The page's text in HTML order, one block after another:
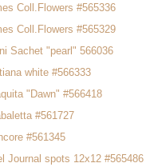
Coll.Flowers #565336
Coll.Flowers #565329
Sachet "pearl" 566036
white #566333
"Dawn" #566418
#561727
#561345
Journal spots 12x12 #565486